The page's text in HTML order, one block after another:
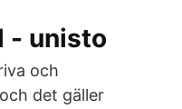
- unisto
och
det gäller